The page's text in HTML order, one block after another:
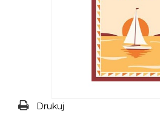
Drukuj